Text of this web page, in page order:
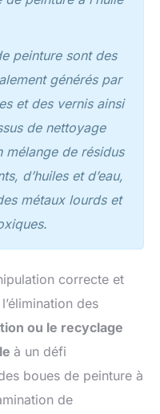
peinture sont des
générés par
et des vernis ainsi
de nettoyage
mélange de résidus
d’huiles et d’eau,
métaux lourds et
correcte et
des
ou le recyclage
à un défi
boues de peinture à
de